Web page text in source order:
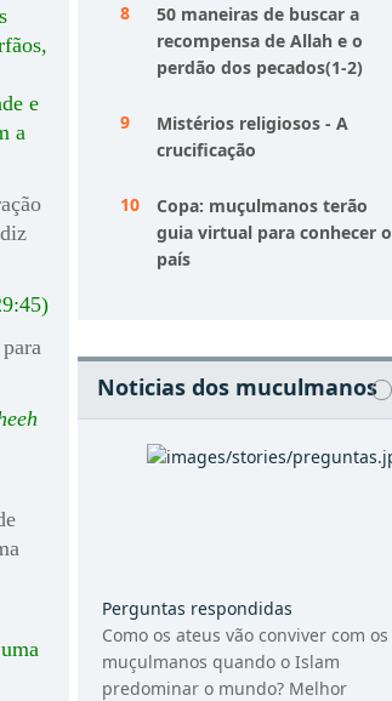
e
a
50 maneiras de buscar a
recompensa de Allah e o
perdão dos pecados(1-2)
Mistérios religiosos - A
crucificação
Copa: muçulmanos terão
guia virtual para conhecer o
país
Noticias dos muculmanos
Perguntas respondidas
Como os ateus vão conviver com os
muçulmanos quando o Islam
predominar o mundo? Melhor